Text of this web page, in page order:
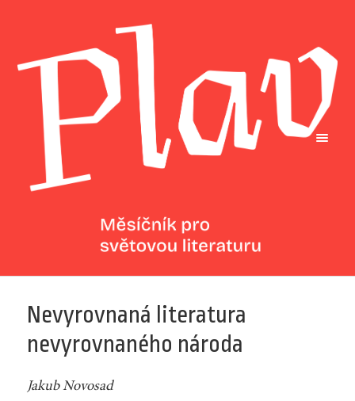
Nevyrovnaná literatura
nevyrovnaného národa
Jakub Novosad